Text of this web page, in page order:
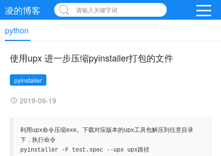
凌的博客 请输入关键字词
python
使用upx 进一步压缩pyinstaller打包的文件
pyinstaller
2019-09-19
利用upx命令压缩exe。下载对应版本的upx工具包解压到任意目录
下，执行命令
pyinstaller -F test.spec --upx upx路径